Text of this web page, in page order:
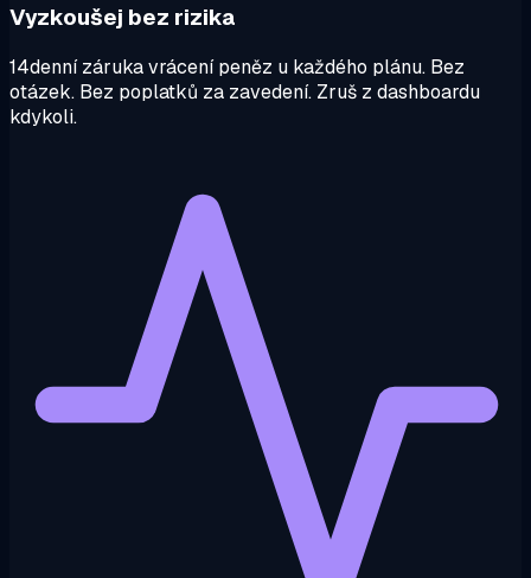
Vyzkoušej bez rizika
14denní záruka vrácení peněz u každého plánu. Bez
otázek. Bez poplatků za zavedení. Zruš z dashboardu
kdykoli.